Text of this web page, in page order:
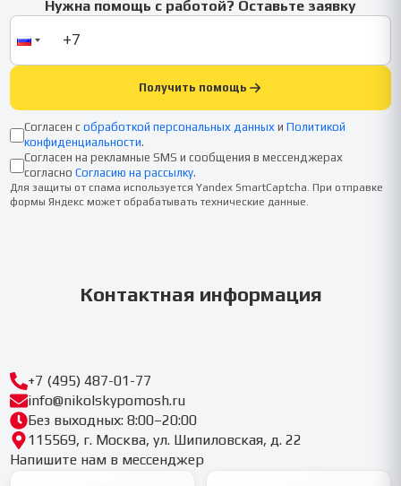
Нужна помощь с работой? Оставьте заявку
Получить помощь
Согласен с обработкой персональных данных и Политикой
конфиденциальности.
Согласен на рекламные SMS и сообщения в мессенджерах
согласно Согласию на рассылку.
Для защиты от спама используется Yandex SmartCaptcha. При отправке
формы Яндекс может обрабатывать технические данные.
Контактная информация
+7 (495) 487-01-77
info@nikolskypomosh.ru
Без выходных: 8:00–20:00
115569, г. Москва, ул. Шипиловская, д. 22
Напишите нам в мессенджер